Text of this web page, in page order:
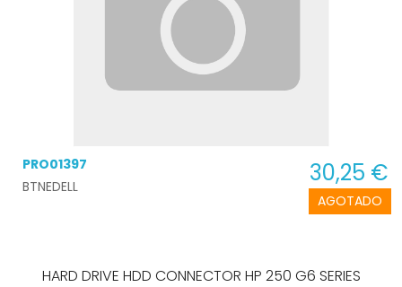
AGOTADO
PRO01397
BTNEDELL
30,25 €
HARD DRIVE HDD CONNECTOR HP 250 G6 SERIES